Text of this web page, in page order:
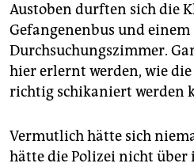
Austoben durften sich die
Gefangenenbus und einem
Durchsuchungszimmer.
hier erlernt werden, wie die
richtig schikaniert werden
Vermutlich hätte sich
hätte die Polizei nicht über